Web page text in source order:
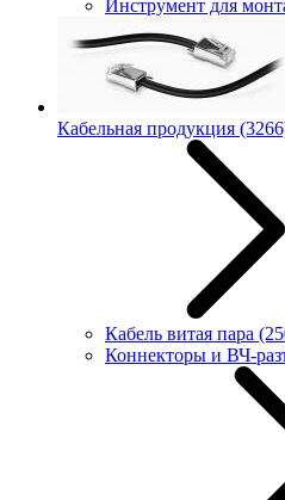
Инструмент для
Кабельная продукция
Кабель витая пара
Коннекторы и ВЧ-